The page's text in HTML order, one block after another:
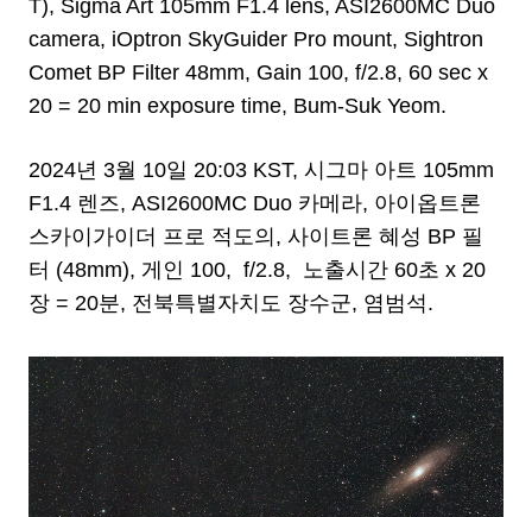
T), Sigma Art 105mm F1.4 lens, ASI2600MC Duo
camera, iOptron SkyGuider Pro mount, Sightron
Comet BP Filter 48mm, Gain 100, f/2.8, 60 sec x
20 = 20 min exposure time, Bum-Suk Yeom.
2024년 3월 10일 20:03 KST, 시그마 아트 105mm
F1.4 렌즈, ASI2600MC Duo 카메라, 아이옵트론
스카이가이더 프로 적도의, 사이트론 혜성 BP 필
터 (48mm), 게인 100, f/2.8, 노출시간 60초 x 20
장 = 20분, 전북특별자치도 장수군, 염범석.